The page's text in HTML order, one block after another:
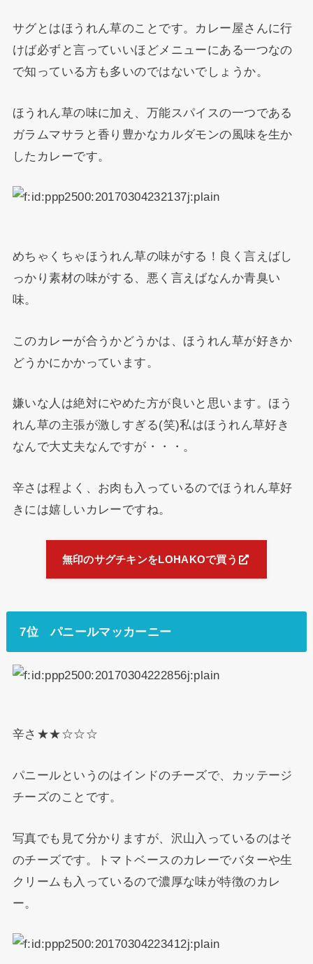
サグとはほうれん草のことです。カレー屋さんに行
けば必ずと言っていいほどメニューにある一つなの
で知っている方も多いのではないでしょうか。
ほうれん草の味に加え、万能スパイスの一つである
ガラムマサラと香り豊かなカルダモンの風味を生か
したカレーです。
めちゃくちゃほうれん草の味がする！良く言えばし
っかり素材の味がする、悪く言えばなんか青臭い
味。
このカレーが合うかどうかは、ほうれん草が好きか
どうかにかかっています。
嫌いな人は絶対にやめた方が良いと思います。ほう
れん草の主張が激しすぎる(笑)私はほうれん草好き
なんで大丈夫なんですが・・・。
辛さは程よく、お肉も入っているのでほうれん草好
きには嬉しいカレーですね。
無印のサグチキンをLOHAKOで買う
7位 パニールマッカーニー
辛さ★★☆☆☆
パニールというのはインドのチーズで、カッテージ
チーズのことです。
写真でも見て分かりますが、沢山入っているのはそ
のチーズです。トマトベースのカレーでバターや生
クリームも入っているので濃厚な味が特徴のカレ
ー。